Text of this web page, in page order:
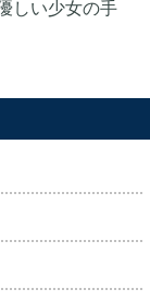
しい少女の手